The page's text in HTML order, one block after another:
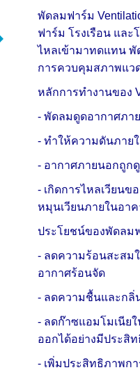
พัดลมฟาร์ม
ฟาร์ม โรงเรือน แล
ไหลเข้ามาทดแทน
การควบคุมสภาพแว
หลักการทำงานของ
- พัดลมดูดอากาศภา
- ทำให้ความดันภาย
- อากาศภายนอกถูก
- เกิดการไหลเวียน
หมุนเวียนภายในอา
ประโยชน์ของพัดลม
- ลดความร้อนสะสม
อากาศร้อนจัด
- ลดความชื้นและกลิ่
- ลดก๊าซแอมโมเนีย
ออกได้อย่างมีประสิ
- เพิ่มประสิทธิภาพก